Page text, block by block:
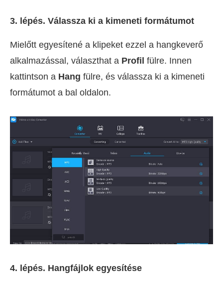
3. lépés. Válassza ki a kimeneti formátumot
Mielőtt egyesítené a klipeket ezzel a hangkeverő
alkalmazással, választhat a Profil fülre. Innen
kattintson a Hang fülre, és válassza ki a kimeneti
formátumot a bal oldalon.
4. lépés. Hangfájlok egyesítése